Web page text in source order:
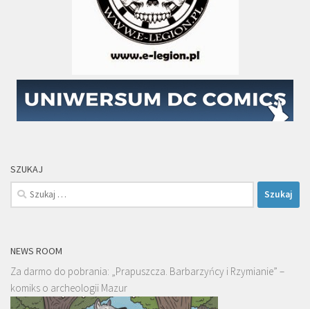
SZUKAJ
Szukaj:
NEWS ROOM
Za darmo do pobrania: „Prapuszcza. Barbarzyńcy i Rzymianie” –
komiks o archeologii Mazur